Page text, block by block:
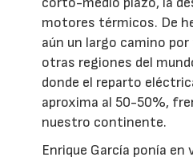
motores térmicos. De
aún un largo camino
otras regiones del
donde el reparto
aproxima al 50-50%,
nuestro continente.
Enrique García ponía en